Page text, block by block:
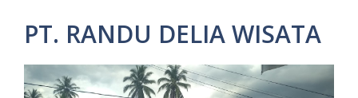
PT. RANDU DELIA WISATA